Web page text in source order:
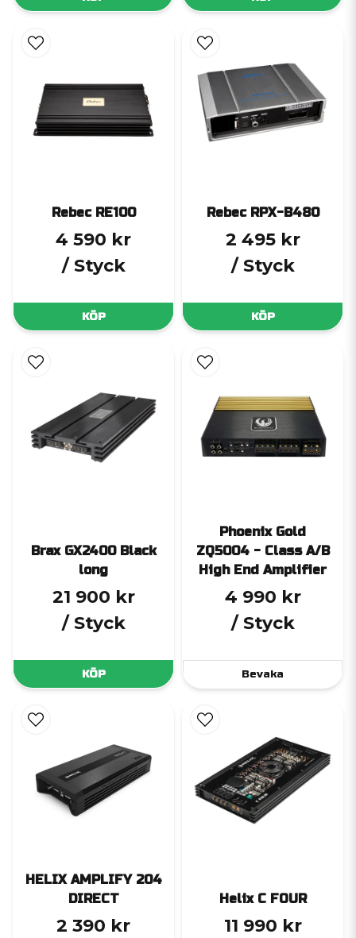
Rebec RE100
4 590 kr
/ Styck
KÖP
Rebec RPX-B480
2 495 kr
/ Styck
KÖP
Brax GX2400 Black
long
21 900 kr
/ Styck
KÖP
Phoenix Gold
ZQ5004 - Class A/B
High End Amplifier
4 990 kr
/ Styck
Bevaka
HELIX AMPLIFY 204
DIRECT
2 390 kr
Helix C FOUR
11 990 kr